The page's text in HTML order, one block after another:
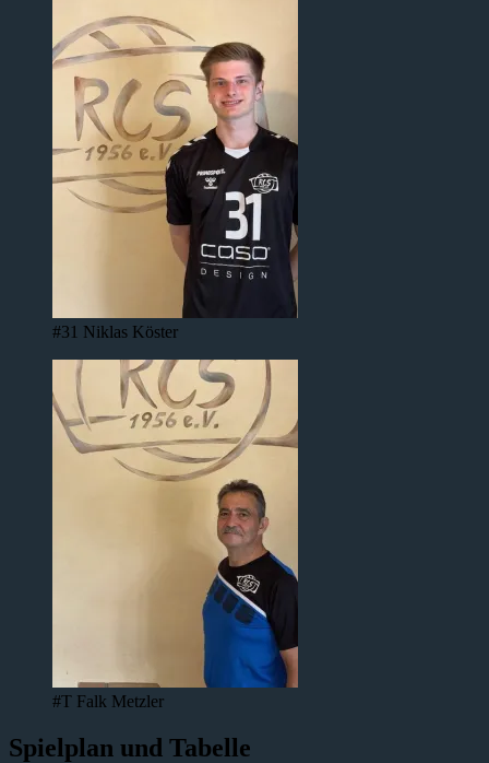
#31 Niklas Köster
#T Falk Metzler
Spielplan und Tabelle